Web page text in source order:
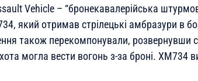
Vehicle – “бронекавалерійська
який отримав стрілецькі амбразури в
також перекомпонували, розвернувши
могла вести вогонь з-за броні. ХМ734